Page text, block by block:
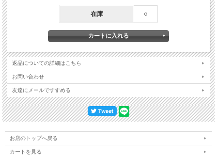
ドライバーホルダー
在庫 ○
返品についての詳細はこちら
お問い合わせ
友達にメールですすめる
お店のトップへ戻る
カートを見る